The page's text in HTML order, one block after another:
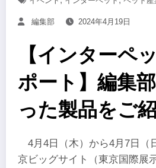
編集部 2024年4月19日
【インターペ
ポート】編集
った製品をご
4月4日（木）から4月7日（
京ビッグサイト（東京国際展